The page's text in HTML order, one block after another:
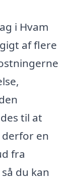
i Hvam
af flere
til at
en
fra
du kan